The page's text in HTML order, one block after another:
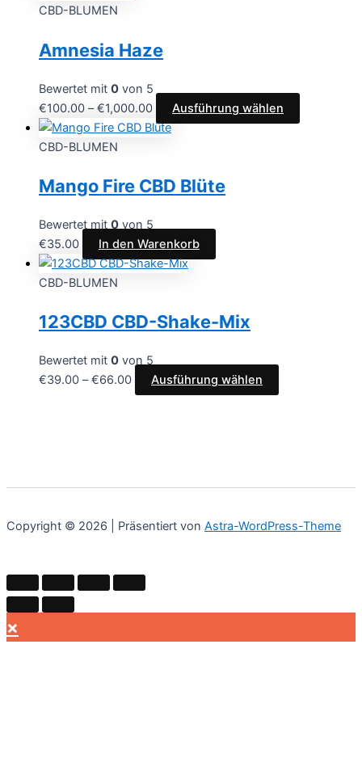
CBD-BLUMEN
Amnesia Haze
Bewertet mit 0 von 5
€100.00 –€1,000.00 Ausführung wählen
CBD-BLUMEN
Mango Fire CBD Blüte
Bewertet mit 0 von 5
€35.00 In den Warenkorb
CBD-BLUMEN
123CBD CBD-Shake-Mix
Bewertet mit 0 von 5
€39.00 –€66.00 Ausführung wählen
Copyright © 2026 | Präsentiert von Astra-WordPress-Theme
×